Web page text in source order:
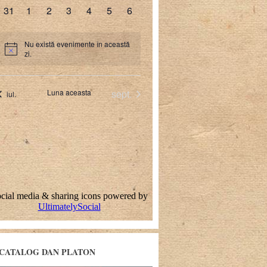
DAN PLATON